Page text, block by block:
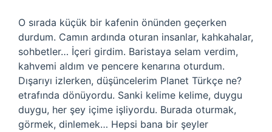
O sırada küçük bir kafenin önünden geçerken
durdum. Camın ardında oturan insanlar, kahkahalar,
sohbetler… İçeri girdim. Baristaya selam verdim,
kahvemi aldım ve pencere kenarına oturdum.
Dışarıyı izlerken, düşüncelerim Planet Türkçe ne?
etrafında dönüyordu. Sanki kelime kelime, duygu
duygu, her şey içime işliyordu. Burada oturmak,
görmek, dinlemek… Hepsi bana bir şeyler